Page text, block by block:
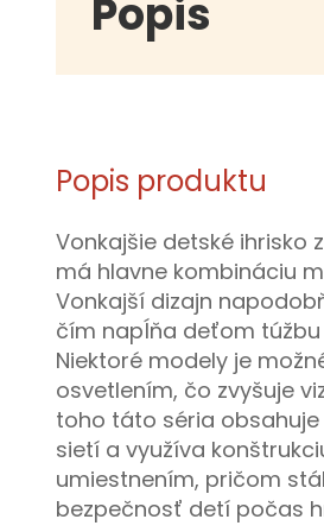
Popis
Popis produktu
Vonkajšie detské ihrisko
má hlavne kombináciu
Vonkajší dizajn
čím napĺňa deťom
Niektoré modely je
osvetlením, čo zvyšuje
toho táto séria
sietí a využíva
umiestnením, pričom
bezpečnosť detí počas